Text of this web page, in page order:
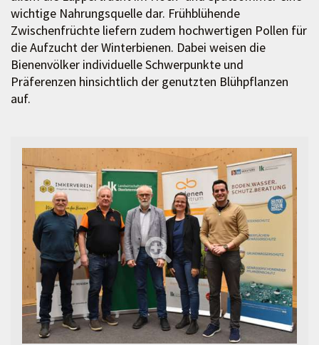
wichtige Nahrungsquelle dar. Frühblühende
Zwischenfrüchte liefern zudem hochwertigen Pollen für
die Aufzucht der Winterbienen. Dabei weisen die
Bienenvölker individuelle Schwerpunkte und
Präferenzen hinsichtlich der genutzten Blühpflanzen
auf.